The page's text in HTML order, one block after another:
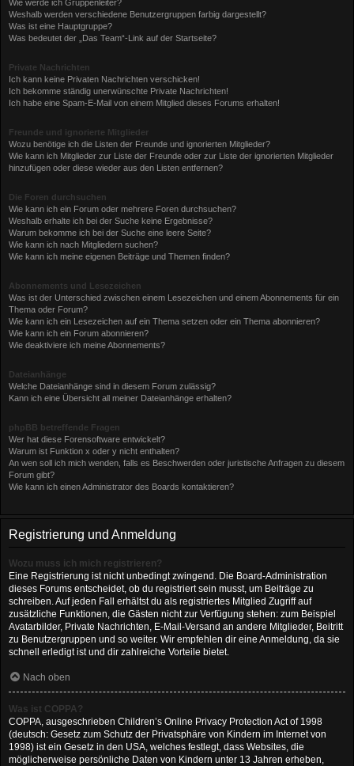
Wie werde ich Gruppenleiter?
Weshalb werden verschiedene Benutzergruppen farbig dargestellt?
Was ist eine Hauptgruppe?
Was bedeutet der „Das Team“-Link auf der Startseite?
Private Nachrichten
Ich kann keine Privaten Nachrichten verschicken!
Ich bekomme ständig unerwünschte Private Nachrichten!
Ich habe eine Spam-E-Mail von einem Mitglied dieses Forums erhalten!
Freunde und ignorierte Mitglieder
Wozu benötige ich die Listen der Freunde und ignorierten Mitglieder?
Wie kann ich Mitglieder zur Liste der Freunde oder zur Liste der ignorierten Mitglieder
hinzufügen oder diese wieder aus den Listen entfernen?
Die Foren durchsuchen
Wie kann ich ein Forum oder mehrere Foren durchsuchen?
Weshalb erhalte ich bei der Suche keine Ergebnisse?
Warum bekomme ich bei der Suche eine leere Seite?
Wie kann ich nach Mitgliedern suchen?
Wie kann ich meine eigenen Beiträge und Themen finden?
Abonnements und Lesezeichen
Was ist der Unterschied zwischen einem Lesezeichen und einem Abonnements für ein
Thema oder Forum?
Wie kann ich ein Lesezeichen auf ein Thema setzen oder ein Thema abonnieren?
Wie kann ich ein Forum abonnieren?
Wie deaktiviere ich meine Abonnements?
Dateianhänge
Welche Dateianhänge sind in diesem Forum zulässig?
Kann ich eine Übersicht all meiner Dateianhänge erhalten?
phpBB betreffende Fragen
Wer hat diese Forensoftware entwickelt?
Warum ist Funktion x oder y nicht enthalten?
An wen soll ich mich wenden, falls es Beschwerden oder juristische Anfragen zu diesem
Forum gibt?
Wie kann ich einen Administrator des Boards kontaktieren?
Registrierung und Anmeldung
Wozu muss ich mich registrieren?
Eine Registrierung ist nicht unbedingt zwingend. Die Board-Administration
dieses Forums entscheidet, ob du registriert sein musst, um Beiträge zu
schreiben. Auf jeden Fall erhältst du als registriertes Mitglied Zugriff auf
zusätzliche Funktionen, die Gästen nicht zur Verfügung stehen: zum Beispiel
Avatarbilder, Private Nachrichten, E-Mail-Versand an andere Mitglieder, Beitritt
zu Benutzergruppen und so weiter. Wir empfehlen dir eine Anmeldung, da sie
schnell erledigt ist und dir zahlreiche Vorteile bietet.
Nach oben
Was ist COPPA?
COPPA, ausgeschrieben Children’s Online Privacy Protection Act of 1998
(deutsch: Gesetz zum Schutz der Privatsphäre von Kindern im Internet von
1998) ist ein Gesetz in den USA, welches festlegt, dass Websites, die
möglicherweise persönliche Daten von Kindern unter 13 Jahren erheben,